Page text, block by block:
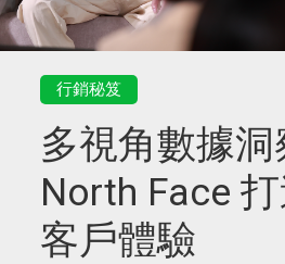
行銷秘笈
多視角數據洞
North Face
客戶體驗